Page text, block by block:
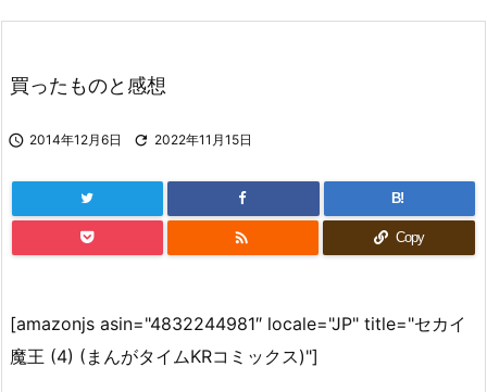
買ったものと感想
 2014年12月6日  2022年11月15日
B!
 Copy
[amazonjs asin="4832244981″ locale="JP" title="セカイ
魔王 (4) (まんがタイムKRコミックス)"]